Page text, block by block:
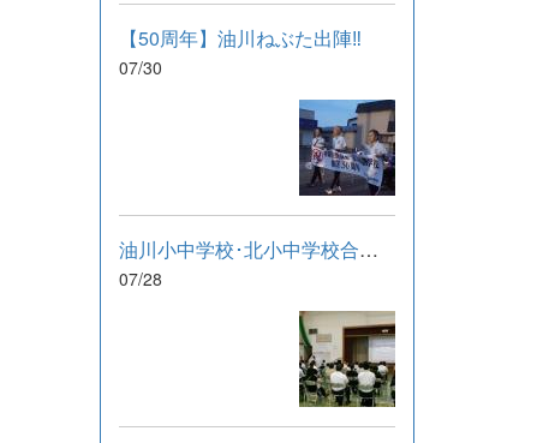
【50周年】油川ねぶた出陣‼
07/30
油川小中学校･北小中学校合同研修会
07/28